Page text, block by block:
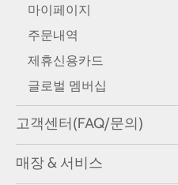
마이페이지
주문내역
제휴신용카드
글로벌 멤버십
고객센터(FAQ/문의)
매장 & 서비스